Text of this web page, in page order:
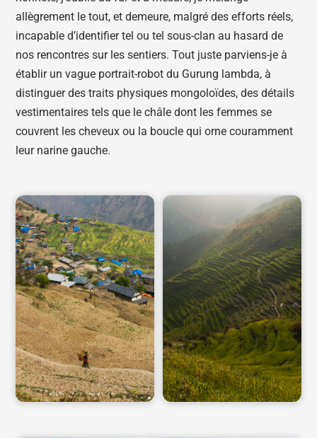
allègrement le tout, et demeure, malgré des efforts réels,
incapable d’identifier tel ou tel sous-clan au hasard de
nos rencontres sur les sentiers. Tout juste parviens-je à
établir un vague portrait-robot du Gurung lambda, à
distinguer des traits physiques mongoloïdes, des détails
vestimentaires tels que le châle dont les femmes se
couvrent les cheveux ou la boucle qui orne couramment
leur narine gauche.